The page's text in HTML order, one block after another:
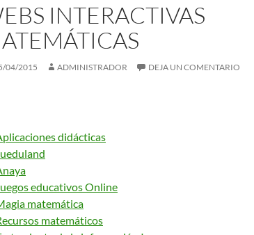
INTERACTIVAS
04/2015 ADMINISTRADOR DEJA UN COMENTARIO
didácticas
educativos Online
matemática
matemáticos